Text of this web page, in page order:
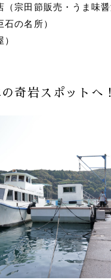
（宗田節販売・うま味醤
石の名所）
奇岩スポットへ！